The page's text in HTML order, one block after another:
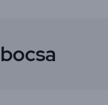
bocsa